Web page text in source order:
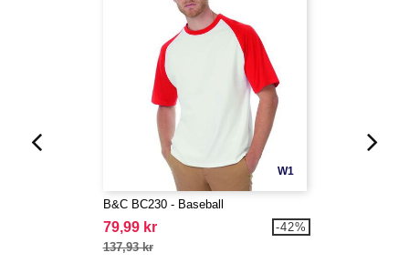
W1
B&C BC230 - Baseball
79,99 kr
137,93 kr
-42%